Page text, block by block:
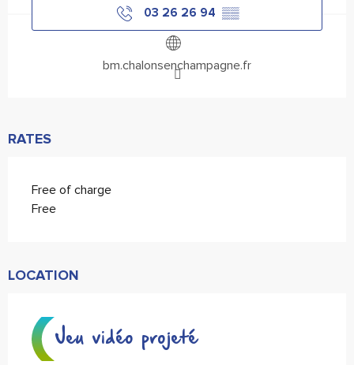
03 26 26 94 ▒▒
bm.chalonsenchampagne.fr
RATES
Free of charge
Free
LOCATION
Jeu vidéo projeté